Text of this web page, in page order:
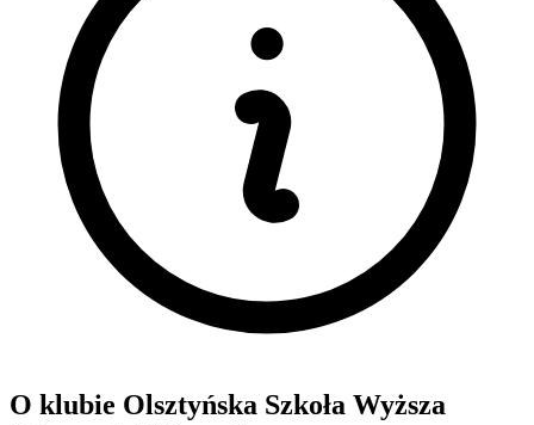
O klubie Olsztyńska Szkoła Wyższa